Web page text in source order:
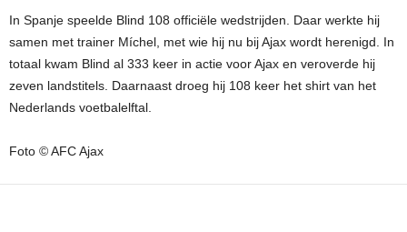
In Spanje speelde Blind 108 officiële wedstrijden. Daar werkte hij
samen met trainer Míchel, met wie hij nu bij Ajax wordt herenigd. In
totaal kwam Blind al 333 keer in actie voor Ajax en veroverde hij
zeven landstitels. Daarnaast droeg hij 108 keer het shirt van het
Nederlands voetbalelftal.
Foto © AFC Ajax